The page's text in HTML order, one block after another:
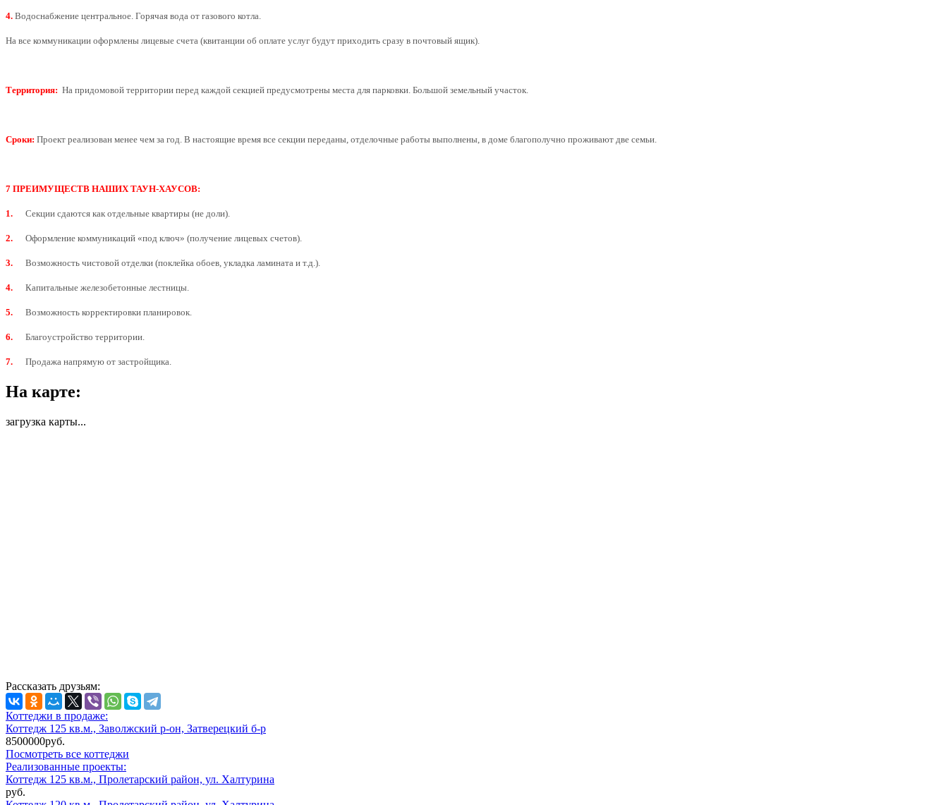
4. Водоснабжение центральное. Горячая вода от газового котла.
На все коммуникации оформлены лицевые счета (квитанции об оплате услуг будут приходить сразу в почтовый ящик).
Территория: На придомовой территории перед каждой секцией предусмотрены места для парковки. Большой земельный участок.
Сроки: Проект реализован менее чем за год. В настоящие время все секции переданы, отделочные работы выполнены, в доме благополучно проживают две семьи.
7 ПРЕИМУЩЕСТВ НАШИХ ТАУН-ХАУСОВ:
1. Секции сдаются как отдельные квартиры (не доли).
2. Оформление коммуникаций «под ключ» (получение лицевых счетов).
3. Возможность чистовой отделки (поклейка обоев, укладка ламината и т.д.).
4. Капитальные железобетонные лестницы.
5. Возможность корректировки планировок.
6. Благоустройство территории.
7. Продажа напрямую от застройщика.
На карте:
загрузка карты...
Рассказать друзьям:
Коттеджи в продаже:
Коттедж 125 кв.м., Заволжский р-он, Затверецкий б-р
8500000руб.
Посмотреть все коттеджи
Реализованные проекты:
Коттедж 125 кв.м., Пролетарский район, ул. Халтурина
руб.